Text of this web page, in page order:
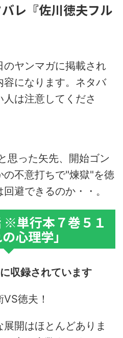
レ『佐川徳夫フル
のヤンマガに掲載され
になります。ネタバ
は注意してくださ
思った矢先、開始ゴン
の不意打ちで"煉獄"を徳
避できるのか・・。
※単行本７巻５１
心理学」
収録されています
徳夫！
開はほとんどありま